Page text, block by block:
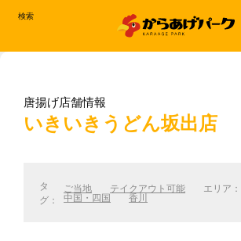
検索
唐揚げ店舗情報
いきいきうどん坂出店
タ
グ：
ご当地 テイクアウト可能 エリア：
中国・四国 香川